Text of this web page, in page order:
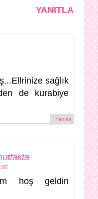
YANITLA
sağlık
de kurabiye
Yanıtla
hoş geldin